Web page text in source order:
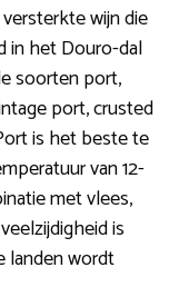
wijn die
in het Douro-dal
soorten port,
port, crusted
is het beste te
van 12-
met vlees,
is
landen wordt